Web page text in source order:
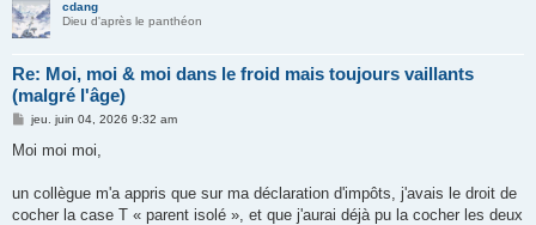
cdang
Dieu d'après le panthéon
Re: Moi, moi & moi dans le froid mais toujours vaillants
(malgré l'âge)
M
s
g
jeu. juin 04, 2026 9:32 am
Moi moi moi,
un collègue m'a appris que sur ma déclaration d'impôts, j'avais le droit de
cocher la case T « parent isolé », et que j'aurai déjà pu la cocher les deux